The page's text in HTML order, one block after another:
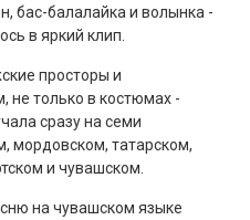
бас-балалайка и волынка -
в яркий клип.
просторы и
не только в костюмах -
сразу на семи
мордовском, татарском,
и чувашском.
на чувашском языке